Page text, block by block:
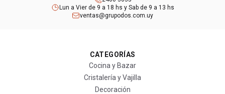
Lun a Vier de 9 a 18 hs y Sab de 9 a 13 hs
ventas@grupodos.com.uy
CATEGORÍAS
Cocina y Bazar
Cristalería y Vajilla
Decoración